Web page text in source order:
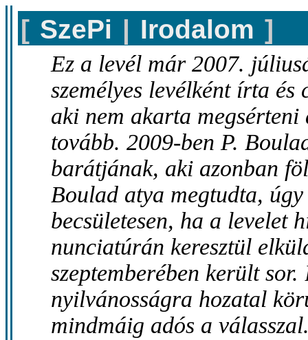
[ SzePi | Irodalom ]
Ez a levél már 2007.
személyes levélként írta
aki nem akarta megsérteni
tovább. 2009-ben P.
barátjának, aki azonban
Boulad atya megtudta,
becsületesen, ha a levelet
nunciatúrán keresztül
szeptemberében került
nyilvánosságra hozatal
mindmáig adós a